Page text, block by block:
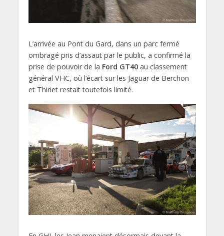
L’arrivée au Pont du Gard, dans un parc fermé
ombragé pris d’assaut par le public, a confirmé la
prise de pouvoir de la Ford GT40au classement
général VHC, où l’écart sur les Jaguar de Berchon
et Thiriet restait toutefois limité.